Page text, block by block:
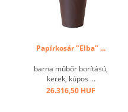
Papírkosár "Elba" ...
barna műbőr borítású,
kerek, kúpos ...
26.316,50 HUF